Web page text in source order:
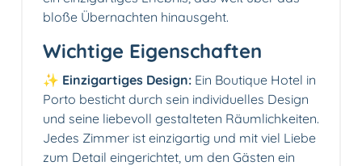
bloße Übernachten hinausgeht.
Wichtige Eigenschaften
✨ Einzigartiges Design: Ein Boutique Hotel in
Porto besticht durch sein individuelles Design
und seine liebevoll gestalteten Räumlichkeiten.
Jedes Zimmer ist einzigartig und mit viel Liebe
zum Detail eingerichtet, um den Gästen ein